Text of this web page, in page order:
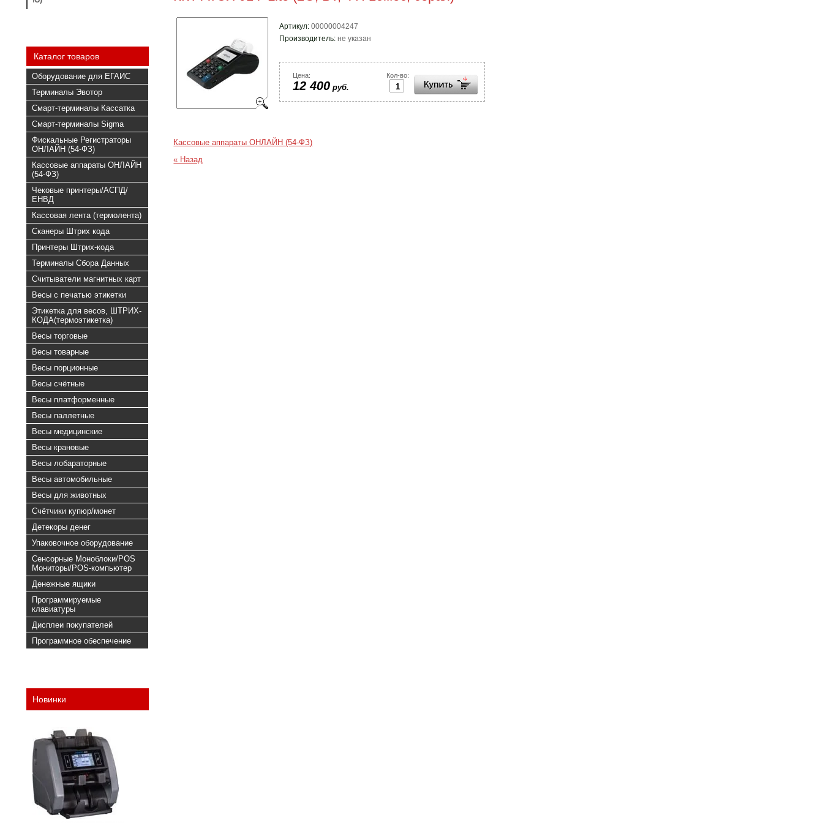
Артикул:00000004247
Производитель:не указан
Кол-во:
Цена:
12 400 руб.
Кассовые аппараты ОНЛАЙН (54-ФЗ)
« Назад
Каталог товаров
Оборудование для ЕГАИС
Терминалы Эвотор
Смарт-терминалы Кассатка
Смарт-терминалы Sigma
Фискальные Регистраторы
ОНЛАЙН (54-ФЗ)
Кассовые аппараты ОНЛАЙН
(54-ФЗ)
Чековые принтеры/АСПД/
ЕНВД
Кассовая лента (термолента)
Сканеры Штрих кода
Принтеры Штрих-кода
Терминалы Сбора Данных
Считыватели магнитных карт
Весы с печатью этикетки
Этикетка для весов, ШТРИХ-
КОДА(термоэтикетка)
Весы торговые
Весы товарные
Весы порционные
Весы счётные
Весы платформенные
Весы паллетные
Весы медицинские
Весы крановые
Весы лобараторные
Весы автомобильные
Весы для животных
Счётчики купюр/монет
Детекоры денег
Упаковочное оборудование
Сенсорные Моноблоки/POS
Мониторы/POS-компьютер
Денежные ящики
Программируемые
клавиатуры
Дисплеи покупателей
Программное обеспечение
Новинки